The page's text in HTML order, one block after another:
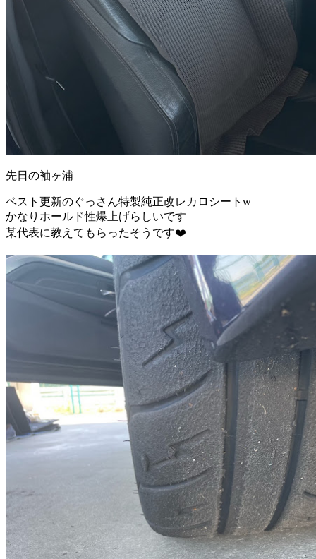
先日の袖ヶ浦
ベスト更新のぐっさん特製純正改レカロシートw
かなりホールド性爆上げらしいです
某代表に教えてもらったそうです❤️